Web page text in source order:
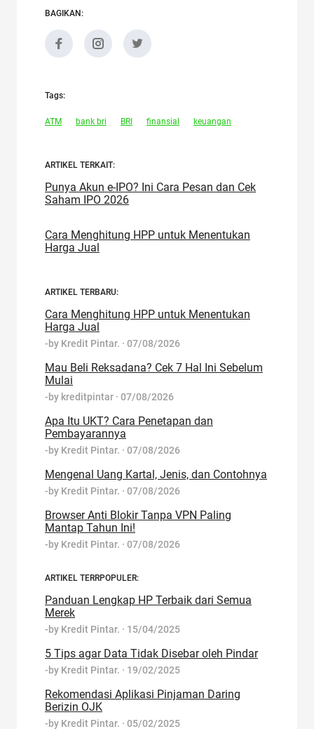
BAGIKAN:
Tags:
ATM bank bri BRI finansial keuangan
ARTIKEL TERKAIT:
Punya Akun e-IPO? Ini Cara Pesan dan Cek
Saham IPO 2026
Cara Menghitung HPP untuk Menentukan
Harga Jual
ARTIKEL TERBARU:
Cara Menghitung HPP untuk Menentukan
Harga Jual
-by Kredit Pintar. · 07/08/2026
Mau Beli Reksadana? Cek 7 Hal Ini Sebelum
Mulai
-by kreditpintar · 07/08/2026
Apa Itu UKT? Cara Penetapan dan
Pembayarannya
-by Kredit Pintar. · 07/08/2026
Mengenal Uang Kartal, Jenis, dan Contohnya
-by Kredit Pintar. · 07/08/2026
Browser Anti Blokir Tanpa VPN Paling
Mantap Tahun Ini!
-by Kredit Pintar. · 07/08/2026
ARTIKEL TERRPOPULER:
Panduan Lengkap HP Terbaik dari Semua
Merek
-by Kredit Pintar. · 15/04/2025
5 Tips agar Data Tidak Disebar oleh Pindar
-by Kredit Pintar. · 19/02/2025
Rekomendasi Aplikasi Pinjaman Daring
Berizin OJK
-by Kredit Pintar. · 05/02/2025